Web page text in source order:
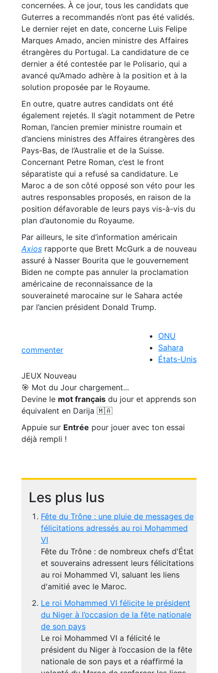
concernées. À ce jour, tous les candidats que
Guterres a recommandés n’ont pas été validés.
Le dernier rejet en date, concerne Luis Felipe
Marques Amado, ancien ministre des Affaires
étrangères du Portugal. La candidature de ce
dernier a été contestée par le Polisario, qui a
avancé qu’Amado adhère à la position et à la
solution proposée par le Royaume.
En outre, quatre autres candidats ont été
également rejetés. Il s’agit notamment de Petre
Roman, l’ancien premier ministre roumain et
d’anciens ministres des Affaires étrangères des
Pays-Bas, de l’Australie et de la Suisse.
Concernant Petre Roman, c’est le front
séparatiste qui a refusé sa candidature. Le
Maroc a de son côté opposé son véto pour les
autres responsables proposés, en raison de la
position défavorable de leurs pays vis-à-vis du
plan d’autonomie du Royaume.
Par ailleurs, le site d’information américain
Axios rapporte que Brett McGurk a de nouveau
assuré à Nasser Bourita que le gouvernement
Biden ne compte pas annuler la proclamation
américaine de reconnaissance de la
souveraineté marocaine sur le Sahara actée
par l’ancien président Donald Trump.
commenter
ONU
Sahara
États-Unis
JEUX Nouveau
🎯 Mot du Jour chargement...
Devine le mot français du jour et apprends son
équivalent en Darija 🇲🇦
Appuie sur Entrée pour jouer avec ton essai
déjà rempli !
Les plus lus
Fête du Trône : une pluie de messages de
félicitations adressés au roi Mohammed
VI
Fête du Trône : de nombreux chefs d'État
et souverains adressent leurs félicitations
au roi Mohammed VI, saluant les liens
d'amitié avec le Maroc.
Le roi Mohammed VI félicite le président
du Niger à l’occasion de la fête nationale
de son pays
Le roi Mohammed VI a félicité le
président du Niger à l’occasion de la fête
nationale de son pays et a réaffirmé la